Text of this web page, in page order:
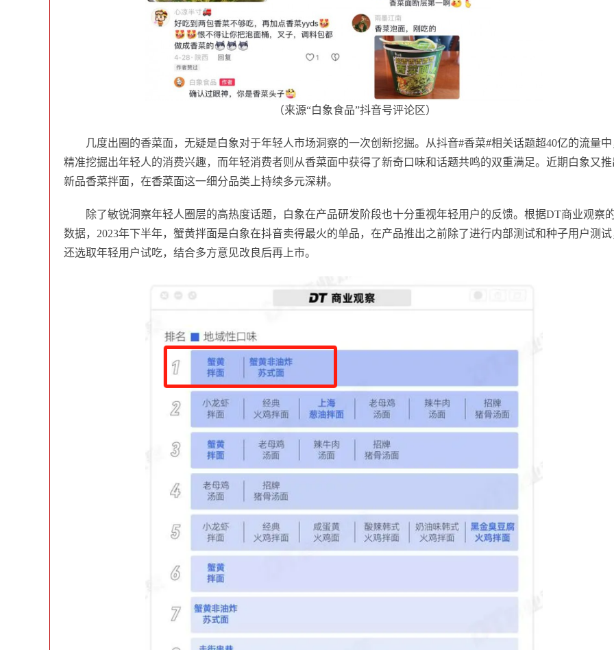
（来源“白象食品”抖音号评论区）
几度出圈的香菜面，无疑是白象对于年轻人市场洞察的一次创新挖掘。从抖音#香菜#相关话题超40亿的流量中
精准挖掘出年轻人的消费兴趣，而年轻消费者则从香菜面中获得了新奇口味和话题共鸣的双重满足。近期白象又推
新品香菜拌面，在香菜面这一细分品类上持续多元深耕。
除了敏锐洞察年轻人圈层的高热度话题，白象在产品研发阶段也十分重视年轻用户的反馈。根据DT商业观察
数据，2023年下半年，蟹黄拌面是白象在抖音卖得最火的单品，在产品推出之前除了进行内部测试和种子用户测试
还选取年轻用户试吃，结合多方意见改良后再上市。